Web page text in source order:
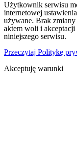
Użytkownik serwisu
internetowej
używane. Brak
aktem woli i
niniejszego serwisu.
Przeczytaj Politykę
Akceptuję warunki